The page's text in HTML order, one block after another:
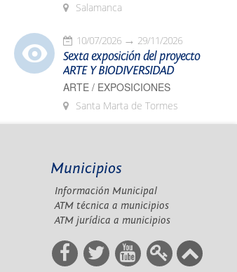
Salamanca
10/07/2026 29/11/2026
Sexta exposición del proyecto
ARTE Y BIODIVERSIDAD
ARTE / EXPOSICIONES
Santa Marta de Tormes
Municipios
Información Municipal
ATM técnica a municipios
ATM jurídica a municipios